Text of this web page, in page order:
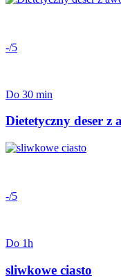
-/5
Do 30 min
Dietetyczny deser z
-/5
Do 1h
sliwkowe ciasto